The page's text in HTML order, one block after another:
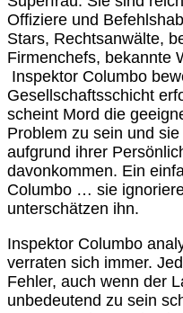
Offiziere und
Stars, Rechtsanwälte,
Firmenchefs, bekannte
Inspektor Columbo
Gesellschaftsschicht
scheint Mord die
Problem zu sein und
aufgrund ihrer
davonkommen. Ein
Columbo … sie
unterschätzen ihn.
Inspektor Columbo
verraten sich immer.
Fehler, auch wenn der
unbedeutend zu sein